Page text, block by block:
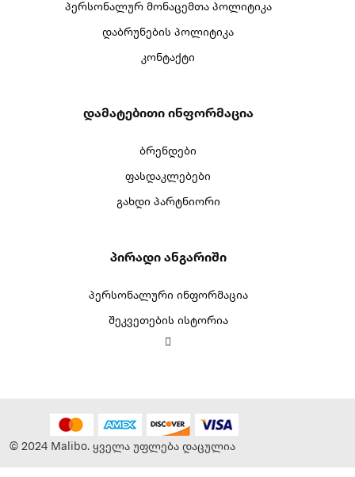
პერსონალურ მონაცემთა პოლიტიკა
დაბრუნების პოლიტიკა
კონტაქტი
Დამატებითი Ინფორმაცია
ბრენდები
ფასდაკლებები
გახდი პარტნიორი
Პირადი Ანგარიში
პერსონალური ინფორმაცია
შეკვეთების ისტორია
© 2024 Malibo. ყველა უფლება დაცულია